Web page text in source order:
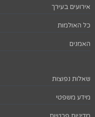
אירועים בעירך
כל האולמות
האמנים
שאלות נפוצות
מידע משפטי